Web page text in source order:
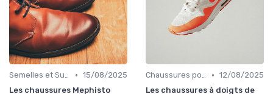
Semelles et Supports Orthopédiques • 15/08/2025
Les chaussures Mephisto
Chaussures pour Conditions Spécifiques • 12/08/2025
Les chaussures à doigts de